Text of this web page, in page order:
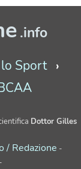
.info
Sport
Dottor Gilles
/ Redazione -
-